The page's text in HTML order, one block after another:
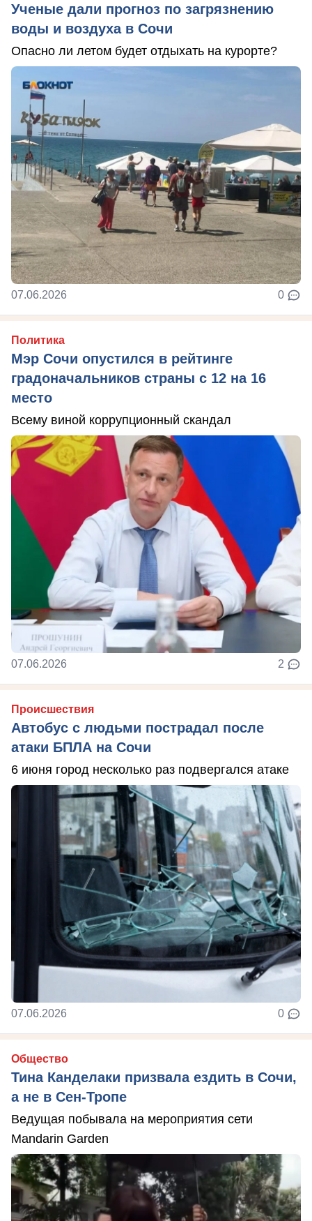
Ученые дали прогноз по загрязнению
воды и воздуха в Сочи
Опасно ли летом будет отдыхать на курорте?
07.06.2026 0
Политика
Мэр Сочи опустился в рейтинге
градоначальников страны с 12 на 16
место
Всему виной коррупционный скандал
07.06.2026 2
Происшествия
Автобус с людьми пострадал после
атаки БПЛА на Сочи
6 июня город несколько раз подвергался атаке
07.06.2026 0
Общество
Тина Канделаки призвала ездить в Сочи,
а не в Сен-Тропе
Ведущая побывала на мероприятия сети
Mandarin Garden